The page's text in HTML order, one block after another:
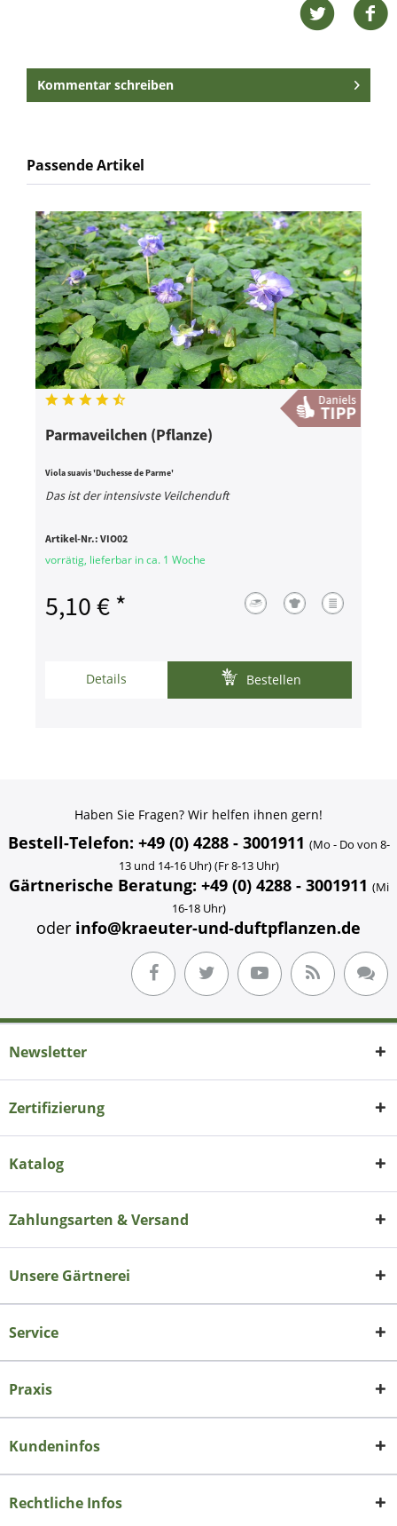
Kommentar schreiben
Passende Artikel
Parmaveilchen (Pflanze)
Viola suavis 'Duchesse de Parme'
Das ist der intensivste Veilchenduft
Artikel-Nr.: VIO02
vorrätig, lieferbar in ca. 1 Woche
5,10 € *
Details Bestellen
Haben Sie Fragen? Wir helfen ihnen gern!
Bestell-Telefon: +49 (0) 4288 - 3001911 (Mo - Do von 8-
13 und 14-16 Uhr) (Fr 8-13 Uhr)
Gärtnerische Beratung: +49 (0) 4288 - 3001911 (Mi
16-18 Uhr)
oder info@kraeuter-und-duftpflanzen.de
Newsletter
Zertifizierung
Katalog
Zahlungsarten & Versand
Unsere Gärtnerei
Service
Praxis
Kundeninfos
Rechtliche Infos